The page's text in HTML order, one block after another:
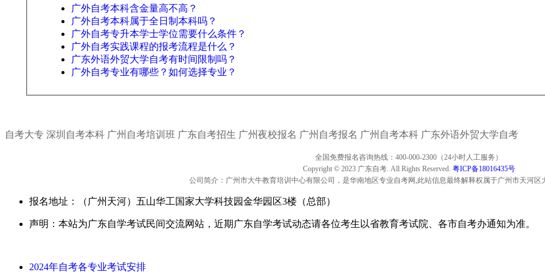
广外自考本科含金量高不高？
广外自考本科属于全日制本科吗？
广外自考专升本学士学位需要什么条件？
广外自考实践课程的报考流程是什么？
广东外语外贸大学自考有时间限制吗？
广外自考专业有哪些？如何选择专业？
自考大专 深圳自考本科 广州自考培训班 广东自考招生 广州夜校报名 广州自考报名 广州自考本科 广东外语外贸大学自考
全国免费报名咨询热线：400-000-2300（24小时人工服务）
Copyright © 2023 广东自考. All Rights Reserved. 粤ICP备18016435号
公司简介：广州市大牛教育培训中心有限公司，是华南地区专业自考网,此站信息最终解释权属于广州市天河区
报名地址：（广州天河）五山华工国家大学科技园金华园区3楼（总部）
声明：本站为广东自学考试民间交流网站，近期广东自学考试动态请各位考生以省教育考试院、各市自考办通知为准。
2024年自考各专业考试安排